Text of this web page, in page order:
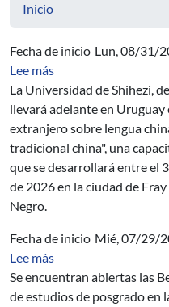
Inicio
Fecha de inicio Lun, 08/31/
Lee mássobre Curso de
La Universidad de Shihezi,
llevará adelante en
extranjero sobre lengua
tradicional china", una
que se desarrollará entre el
de 2026 en la ciudad de
Negro.
Fecha de inicio Mié, 07/29/
Lee mássobre
Se encuentran abiertas las
de estudios de posgrado en